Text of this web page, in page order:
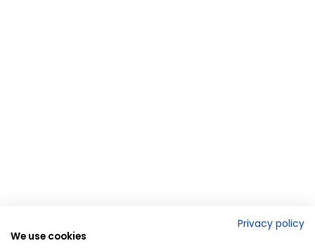
Privacy policy
We use cookies